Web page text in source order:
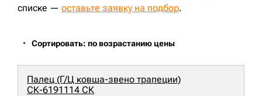
списке — оставьте заявку на подбор.
Сортировать: по возрастанию цены
Палец (Г/Ц ковша-звено трапеции)
СК-6191114 СК